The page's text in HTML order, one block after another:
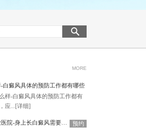
MORE
白癜风具体的预防工作都有哪些
样-白癜风具体的预防工作都有
应... [详细]
昆明治白癜风专业医院-身上长白癜风需要怎么做
预约